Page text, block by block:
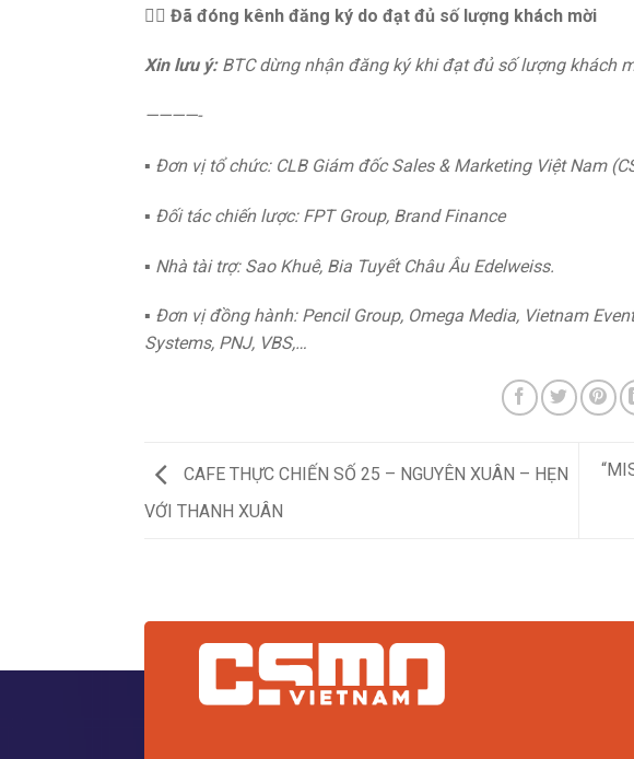
👉🏻 Đã đóng kênh đăng ký do đạt đủ số lượng khách mời
Xin lưu ý: BTC dừng nhận đăng ký khi đạt đủ số lượng khách
————-
▪️ Đơn vị tổ chức: CLB Giám đốc Sales & Marketing Việt Nam
▪️ Đối tác chiến lược: FPT Group, Brand Finance
▪️ Nhà tài trợ: Sao Khuê, Bia Tuyết Châu Âu Edelweiss.
▪️ Đơn vị đồng hành: Pencil Group, Omega Media, Vietnam
Systems, PNJ, VBS,…
CAFE THỰC CHIẾN SỐ 25 – NGUYÊN XUÂN – HẸN
VỚI THANH XUÂN